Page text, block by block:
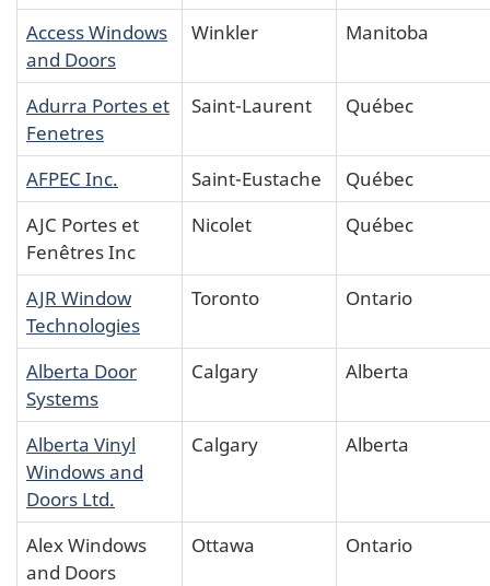
Access Windows
and Doors
Winkler Manitoba
Adurra Portes et
Fenetres
Saint-Laurent Québec
AFPEC Inc. Saint-Eustache
Québec
AJC Portes et
Fenêtres Inc
Nicolet Québec
AJR Window
Technologies
Toronto Ontario
Alberta Door
Systems
Calgary Alberta
Alberta Vinyl
Windows and
Doors Ltd.
Calgary Alberta
Alex Windows
and Doors
Ottawa Ontario